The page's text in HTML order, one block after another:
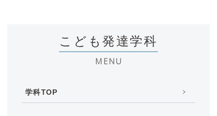
こども発達学科
MENU
学科TOP